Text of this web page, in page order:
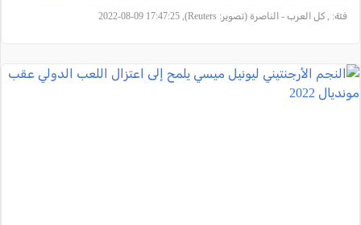
فئة: , كل العرب - الناصرة (تصوير: Reuters), 2022-08-09 17:47:25